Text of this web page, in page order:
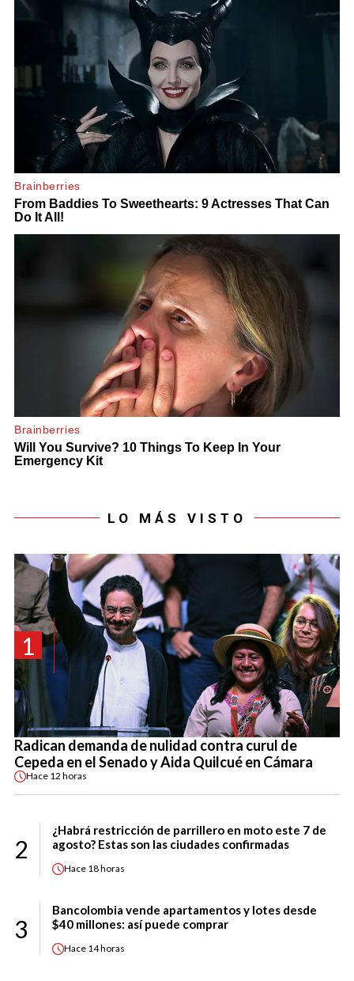
LO MÁS VISTO
1
Radican demanda de nulidad contra curul de
Cepeda en el Senado y Aida Quilcué en Cámara
Hace 12 horas
2
¿Habrá restricción de parrillero en moto este 7 de
agosto? Estas son las ciudades confirmadas
Hace 18 horas
3
Bancolombia vende apartamentos y lotes desde
$40 millones: así puede comprar
Hace 14 horas